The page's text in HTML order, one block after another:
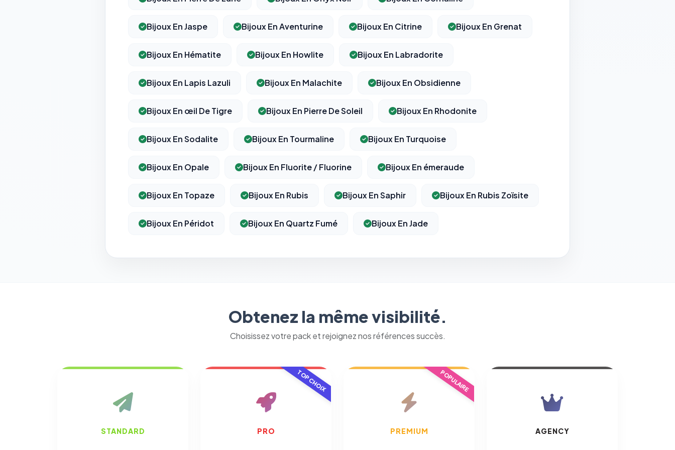
Bijoux En Jaspe Bijoux En Aventurine Bijoux En Citrine Bijoux En Grenat
Bijoux En Hématite Bijoux En Howlite Bijoux En Labradorite
Bijoux En Lapis Lazuli Bijoux En Malachite Bijoux En Obsidienne
Bijoux En œil De Tigre Bijoux En Pierre De Soleil Bijoux En Rhodonite
Bijoux En Sodalite Bijoux En Tourmaline Bijoux En Turquoise
Bijoux En Opale Bijoux En Fluorite / Fluorine Bijoux En émeraude
Bijoux En Topaze Bijoux En Rubis Bijoux En Saphir Bijoux En Rubis Zoïsite
Bijoux En Péridot Bijoux En Quartz Fumé Bijoux En Jade
Obtenez la même visibilité.
Choisissez votre pack et rejoignez nos références succès.
STANDARD
TOP CHOIX
PRO
POPULAIRE
PREMIUM AGENCY